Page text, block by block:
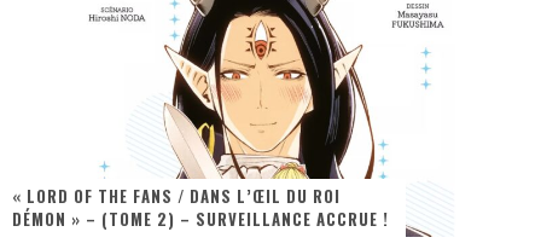
« Le Béton et le Bambou / Propositions pour Mayotte et le Monde. » - Améliorations !
Star Fox
« MOFUSAND / Parler Japonais » – Des Expressions Pratiques !
« LORD OF THE FANS / DANS L’ŒIL DU ROI
DÉMON » – (TOME 2) – SURVEILLANCE ACCRUE !